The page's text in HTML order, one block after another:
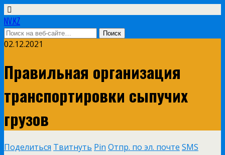
NV.KZ
02.12.2021
Правильная организация
транспортировки сыпучих
грузов
Поделиться Твитнуть Pin Отпр. по эл. почте SMS